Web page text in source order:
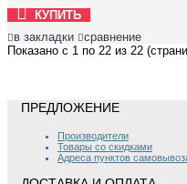
КУПИТЬ
в закладки
сравнение
Показано с 1 по 22 из 22
ПРЕДЛОЖЕНИЕ
Производители
Товары со скидками
Адреса пунктов